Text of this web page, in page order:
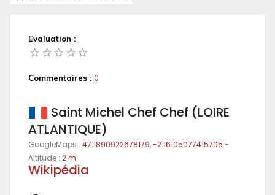
Evaluation :
Commentaires : 0
Saint Michel Chef Chef (LOIRE
ATLANTIQUE)
GoogleMaps : 47.1890922678179, -2.16105077415705 -
Altitude : 2 m.
Wikipédia